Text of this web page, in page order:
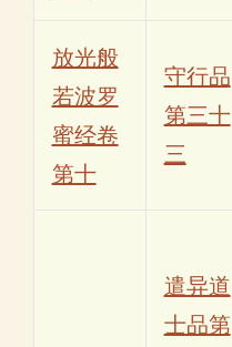
放光般
若波罗
蜜经卷
第十
守行品
第三十
三
遣异道
士品第